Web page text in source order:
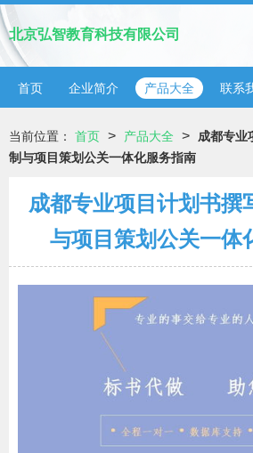
北京弘智教育科技有限公司
首页 企业简介 产品大全 联系
当前位置： 首页 > 产品大全 >
成都专业
制与项目策划公关一体化服务指南
成都专业项目计划书撰
与项目策划公关一体